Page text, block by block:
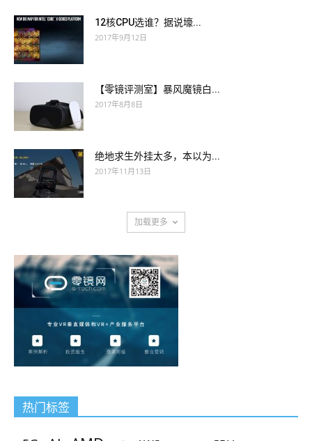
12核CPU选谁？据说壕...
2017年9月12日
【零镜评测室】暴风魔镜白...
2017年8月8日
绝地求生外挂太多，本以为...
2017年11月13日
加载更多
热门标签